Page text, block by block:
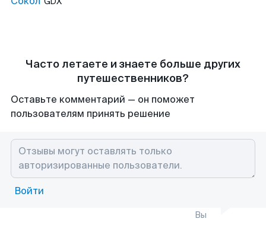
Часто летаете и знаете больше других
путешественников?
Оставьте комментарий — он поможет
пользователям принять решение
Войти
Вы